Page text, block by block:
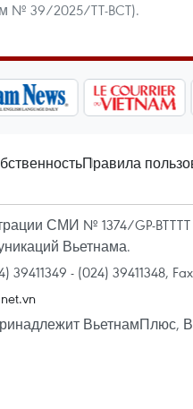
№ 39/2025/TT-BCT).
Правила
СМИ № 1374/GP-
Вьетнама.
- (024) 39411348,
ВьетнамПлюс,